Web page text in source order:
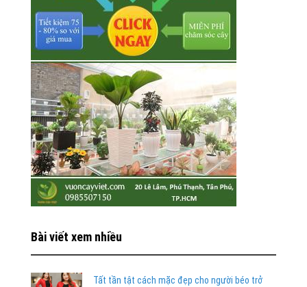
Bài viết xem nhiều
Tất tần tật cách mặc đẹp cho người béo trở